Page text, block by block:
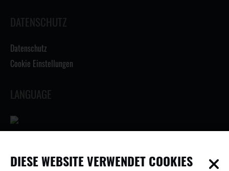
DATENSCHUTZ
Datenschutz
Cookie Einstellungen
LANGUAGE
INFORMATIONEN
DIESE WEBSITE VERWENDET COOKIES